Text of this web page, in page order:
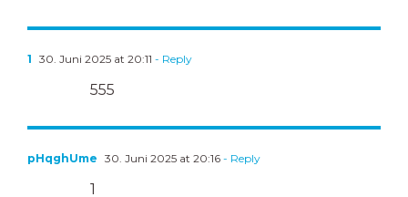
1 30. Juni 2025 at 20:11 - Reply
555
pHqghUme 30. Juni 2025 at 20:16- Reply
1